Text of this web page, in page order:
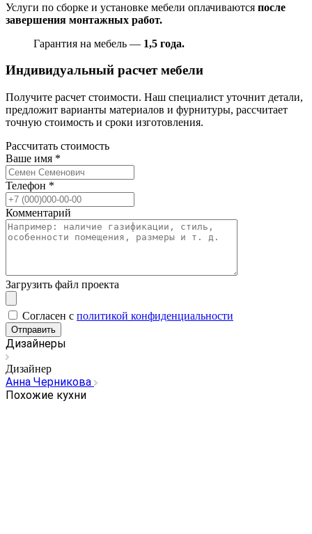
Услуги по сборке и установке мебели оплачиваются после
завершения монтажных работ.
Гарантия на мебель — 1,5 года.
Индивидуальный расчет мебели
Получите расчет стоимости. Наш специалист уточнит детали,
предложит варианты материалов и фурнитуры, рассчитает
точную стоимость и сроки изготовления.
Рассчитать стоимость
Ваше имя *
Телефон *
Комментарий
Загрузить файл проекта
Cогласен с политикой конфиденциальности
Отправить
Дизайнеры
Дизайнер
Анна Черникова
Похожие кухни